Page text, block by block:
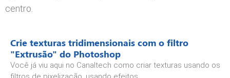
centro.
Crie texturas tridimensionais com o filtro
"Extrusão" do Photoshop
Você já viu aqui no Canaltech como criar texturas usando os